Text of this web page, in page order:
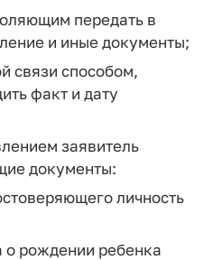
передать в
и иные документы;
связи способом,
факт и дату
заявитель
документы:
личность
о рождении ребенка